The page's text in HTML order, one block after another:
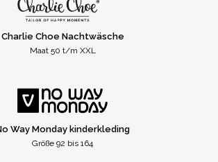
Charlie Choe Nachtwäsche
Maat 50 t/m XXL
Way Monday kinderkleding
Größe 92 bis 164